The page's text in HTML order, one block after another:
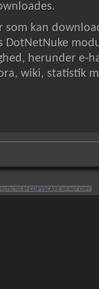
som kan
DotNetNuke
herunder e-
wiki, statistik